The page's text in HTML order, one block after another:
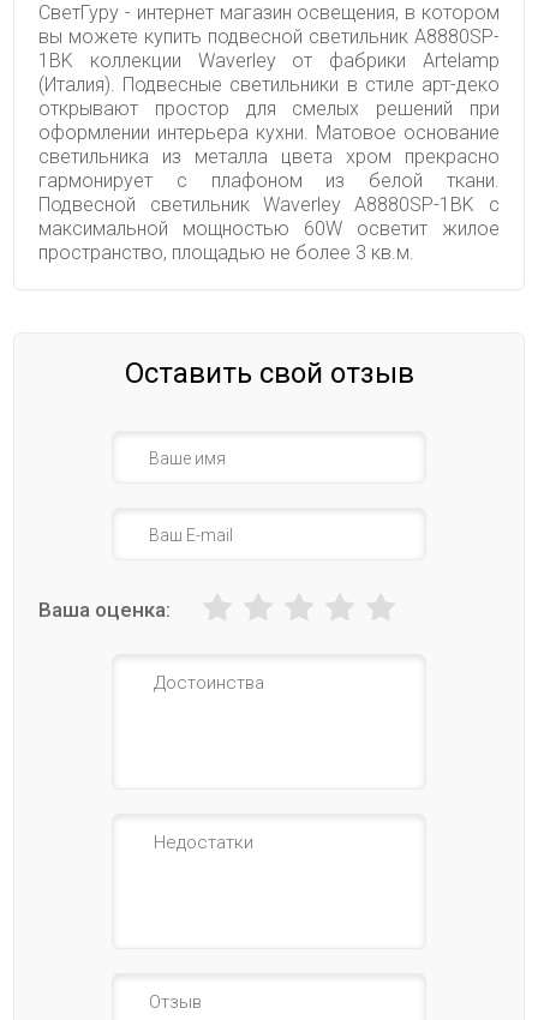
СветГуру - интернет магазин освещения, в котором
вы можете купить подвесной светильник A8880SP-
1BK коллекции Waverley от фабрики Artelamp
(Италия). Подвесные светильники в стиле арт-деко
открывают простор для смелых решений при
оформлении интерьера кухни. Матовое основание
светильника из металла цвета хром прекрасно
гармонирует с плафоном из белой ткани.
Подвесной светильник Waverley A8880SP-1BK с
максимальной мощностью 60W осветит жилое
пространство, площадью не более 3 кв.м.
Оставить свой отзыв
Ваша оценка: